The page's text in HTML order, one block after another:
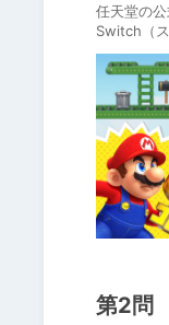
任天堂の
Switch（
第2問